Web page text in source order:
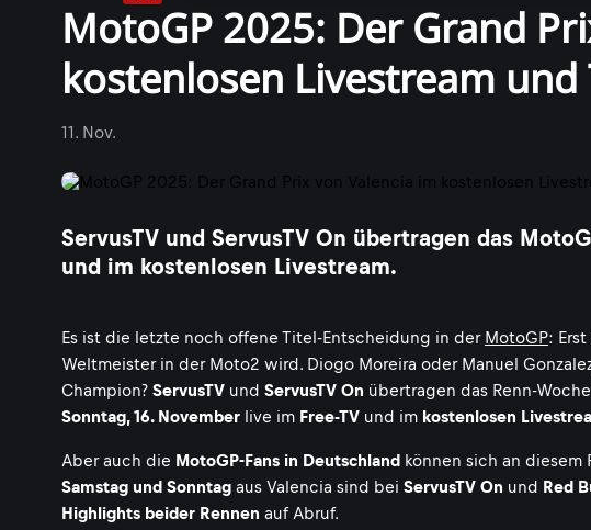
MotoGP 2025: Der Grand
kostenlosen Livestream und
11. Nov.
ServusTV und ServusTV On übertragen das
und im kostenlosen Livestream.
Es ist die letzte noch offene Titel-Entscheidung in der MotoGP:
Weltmeister in der Moto2 wird. Diogo Moreira oder Manuel
Champion? ServusTV und ServusTV On übertragen das Renn-
Sonntag, 16. November live im Free-TV und im kostenlosen
Aber auch die MotoGP-Fans in Deutschland können sich an diesem
Samstag und Sonntag aus Valencia sind bei ServusTV On und Red
Highlights beider Rennen auf Abruf.